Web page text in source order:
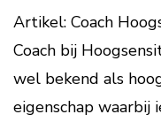
Artikel: Coach
Coach bij
wel bekend als
eigenschap waarbij